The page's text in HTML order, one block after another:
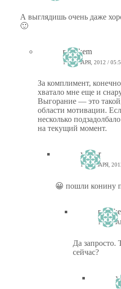
А выглядишь очень даже
🙂
ptiz_kem
13 ЯНВАРЯ, 2012 /
За комплимент,
хватало мне еще и
Выгорание — это
области мотивации.
несколько
на текущий момент.
xsaper
13 ЯНВАРЯ,
😀 пошли конину
13
Да запросто.
сейчас?